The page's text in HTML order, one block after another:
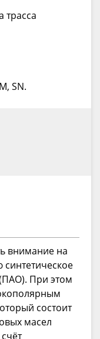
трасса
SN.
внимание на
синтетическое
При этом
состоит
масел